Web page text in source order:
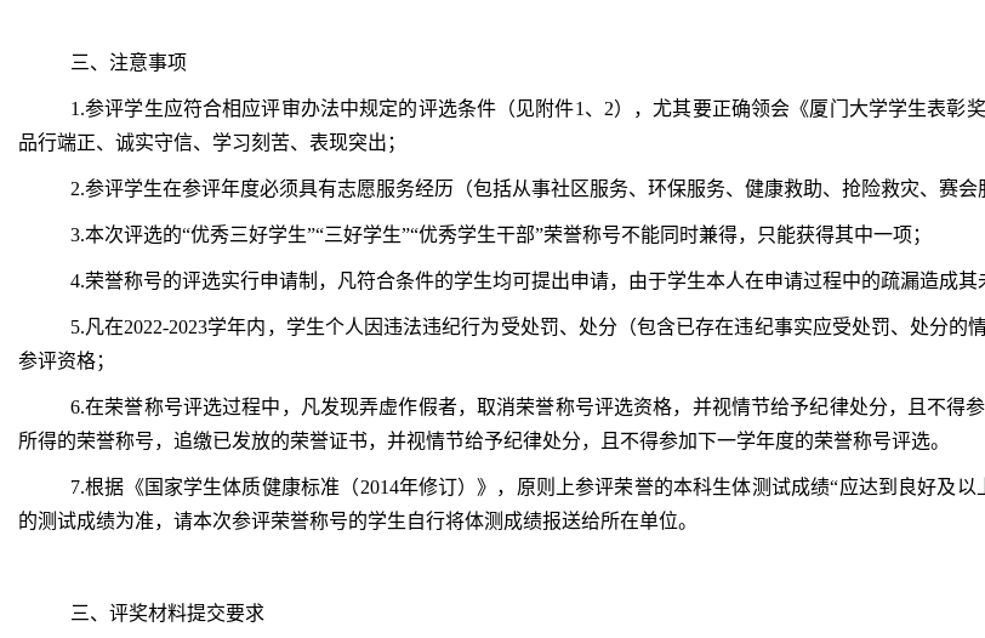
三、注意事项
1.参评学生应符合相应评审办法中规定的评选条件（见附件1、2），尤其要正确领会《厦门大学学生表彰
品行端正、诚实守信、学习刻苦、表现突出；
2.参评学生在参评年度必须具有志愿服务经历（包括从事社区服务、环保服务、健康救助、抢险救灾、赛
3.本次评选的“优秀三好学生”“三好学生”“优秀学生干部”荣誉称号不能同时兼得，只能获得其中一项；
4.荣誉称号的评选实行申请制，凡符合条件的学生均可提出申请，由于学生本人在申请过程中的疏漏造成其
5.凡在2022-2023学年内，学生个人因违法违纪行为受处罚、处分（包含已存在违纪事实应受处罚、处分
参评资格；
6.在荣誉称号评选过程中，凡发现弄虚作假者，取消荣誉称号评选资格，并视情节给予纪律处分，且不
所得的荣誉称号，追缴已发放的荣誉证书，并视情节给予纪律处分，且不得参加下一学年度的荣誉称号评选。
7.根据《国家学生体质健康标准（2014年修订）》，原则上参评荣誉的本科生体测试成绩“应达到良好及
的测试成绩为准，请本次参评荣誉称号的学生自行将体测成绩报送给所在单位。
三、评奖材料提交要求